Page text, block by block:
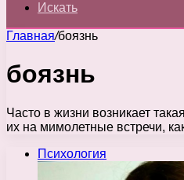
Искать
Главная/боязнь
боязнь
Часто в жизни возникает
их на мимолетные встречи,
Психология